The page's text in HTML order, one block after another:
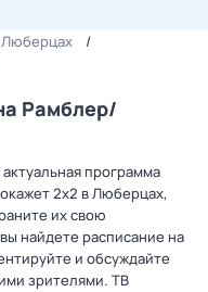
Люберцах
Рамблер/
программа
2x2 в Люберцах,
их свою
найдете расписание на
и обсуждайте
зрителями. ТВ